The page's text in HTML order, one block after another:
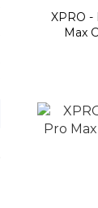
XPRO -
Max